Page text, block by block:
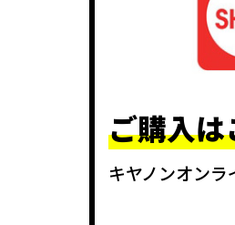
ご購入は
キヤノンオン